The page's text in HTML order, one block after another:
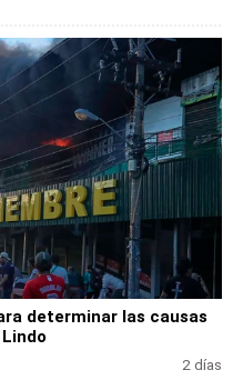
determinar las causas
2 días